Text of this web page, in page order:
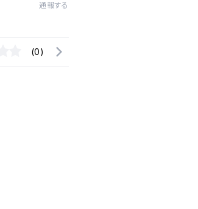
通報する
(0)